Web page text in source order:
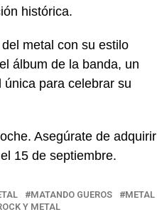
histórica.
metal con su estilo
álbum de la banda, un
para celebrar su
Asegúrate de adquirir
15 de septiembre.
MATANDO GUEROS
METAL
Y METAL